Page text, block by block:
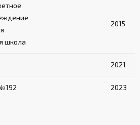
школа
2015
2021
2023